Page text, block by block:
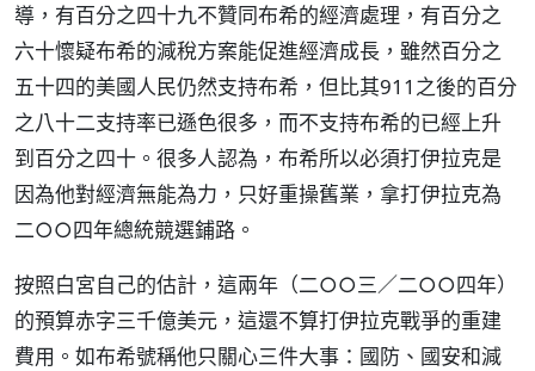
導，有百分之四十九不贊同布希的經濟處理，有百分之
六十懷疑布希的減稅方案能促進經濟成長，雖然百分之
五十四的美國人民仍然支持布希，但比其911之後的百分
之八十二支持率已遜色很多，而不支持布希的已經上升
到百分之四十。很多人認為，布希所以必須打伊拉克是
因為他對經濟無能為力，只好重操舊業，拿打伊拉克為
二○○四年總統競選鋪路。
按照白宮自己的估計，這兩年（二○○三／二○○四年）
的預算赤字三千億美元，這還不算打伊拉克戰爭的重建
費用。如布希號稱他只關心三件大事：國防、國安和減